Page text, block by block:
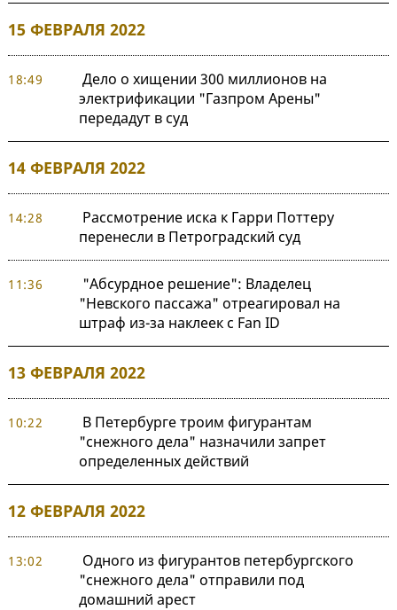
15 ФЕВРАЛЯ 2022
18:49
Дело о хищении 300 миллионов на
электрификации "Газпром Арены"
передадут в суд
14 ФЕВРАЛЯ 2022
14:28
Рассмотрение иска к Гарри Поттеру
перенесли в Петроградский суд
11:36
"Абсурдное решение": Владелец
"Невского пассажа" отреагировал на
штраф из-за наклеек с Fan ID
13 ФЕВРАЛЯ 2022
10:22
В Петербурге троим фигурантам
"снежного дела" назначили запрет
определенных действий
12 ФЕВРАЛЯ 2022
13:02
Одного из фигурантов петербургского
"снежного дела" отправили под
домашний арест